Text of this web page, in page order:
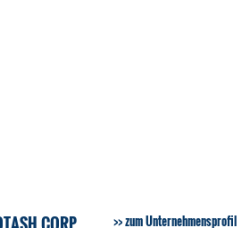
CORP zum Unternehmensprofil